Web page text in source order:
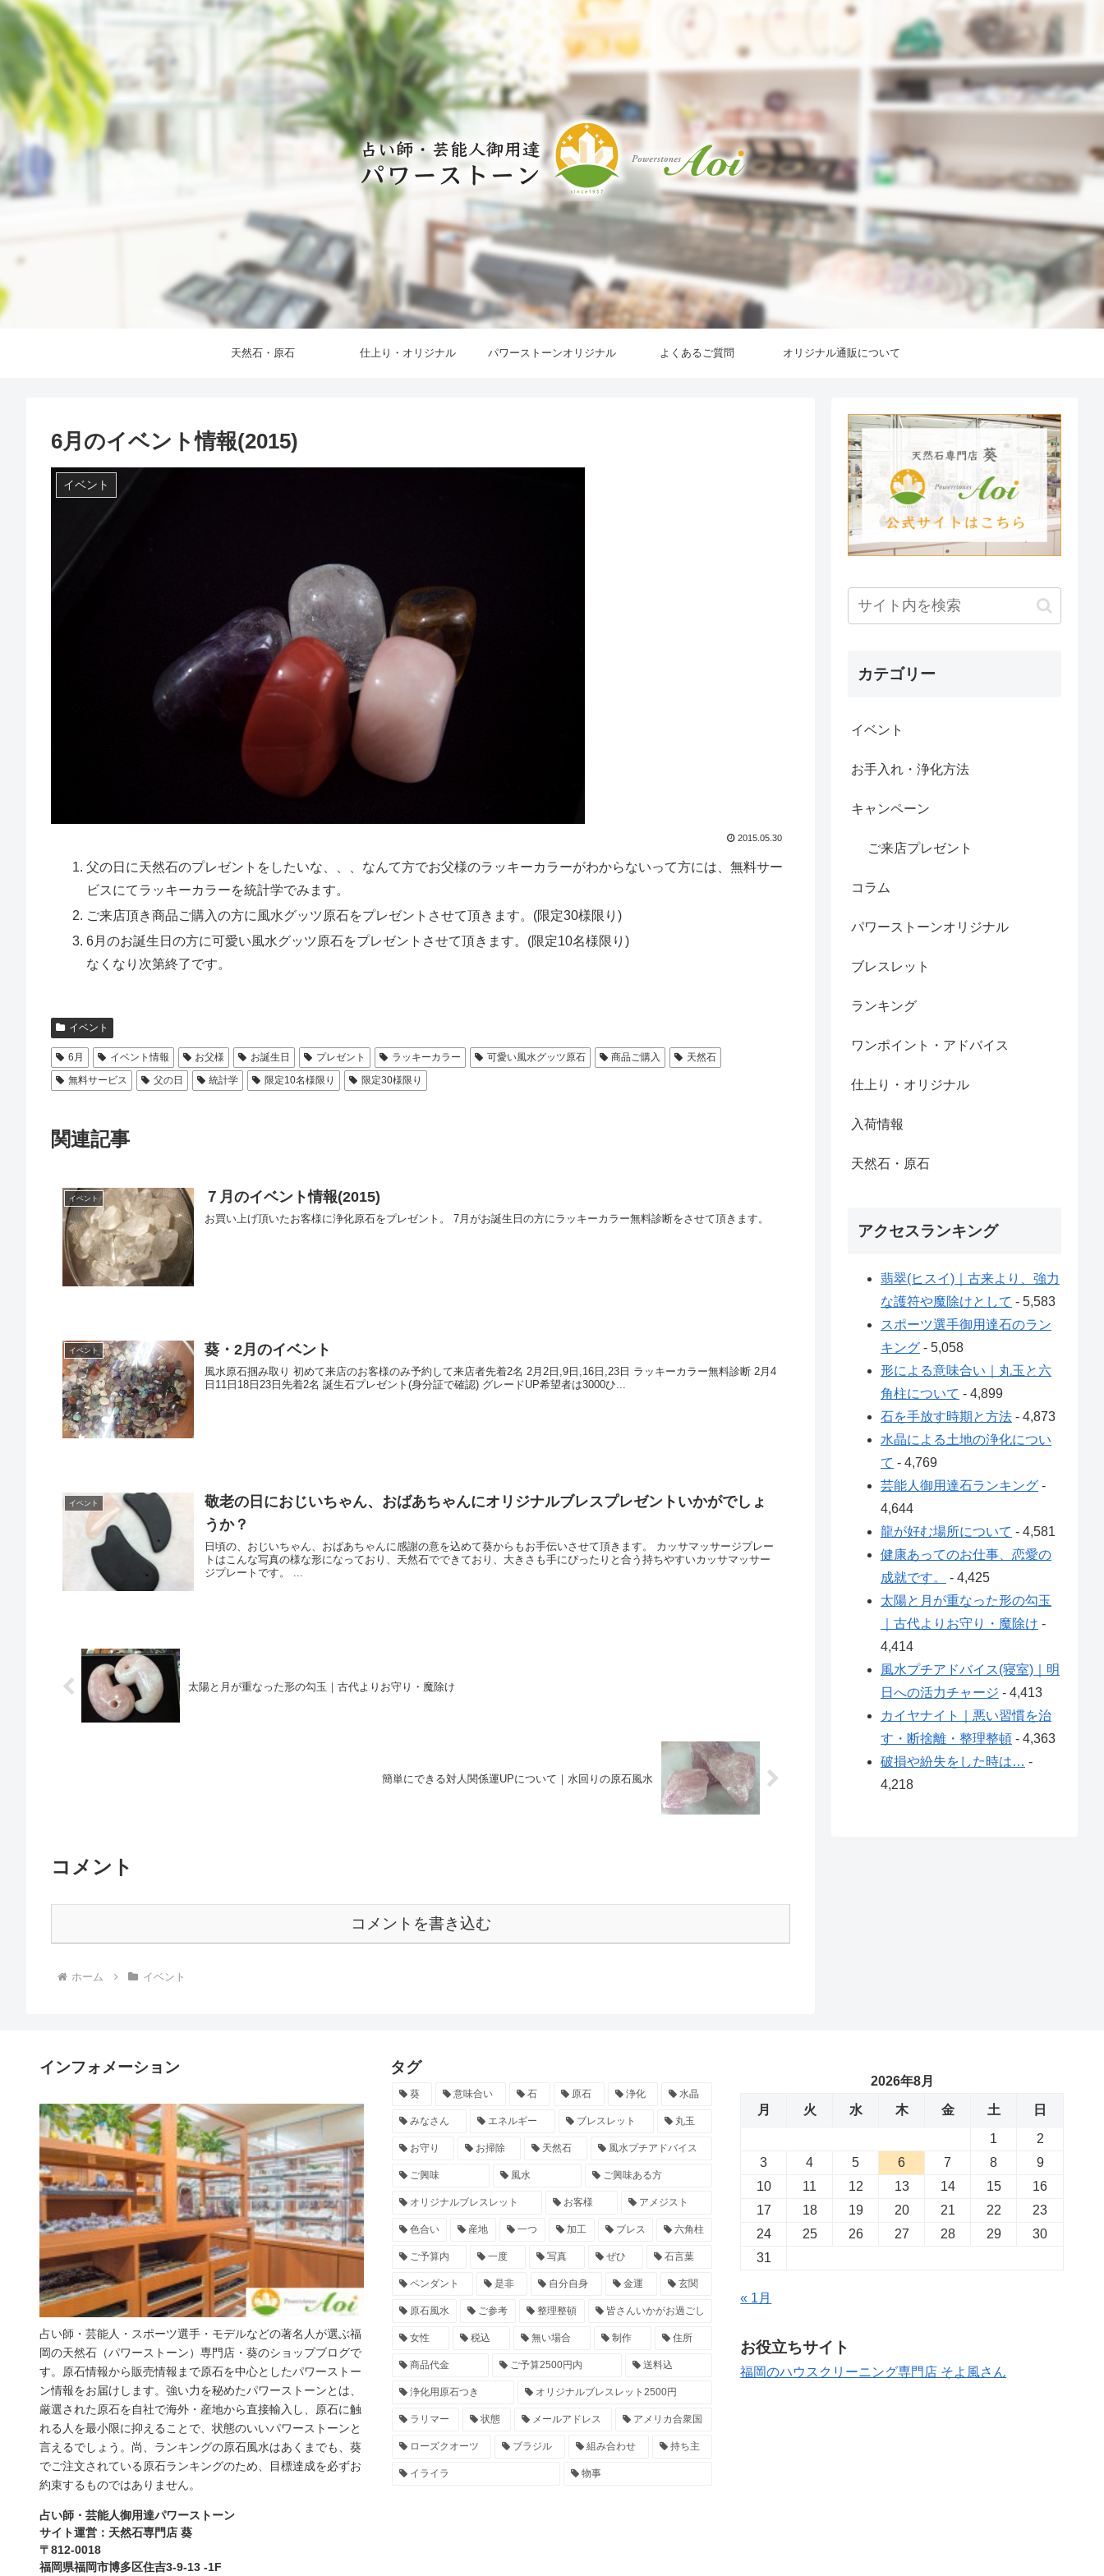
天然石・原石 仕上り・オリジナル パワーストーンオリジナル よくあるご質問 オリジナル通販について
6月のイベント情報(2015)
イベント
2015.05.30
父の日に天然石のプレゼントをしたいな、、、なんて方でお父様のラッキーカラーがわからないって方には、無料サー
ビスにてラッキーカラーを統計学でみます。
ご来店頂き商品ご購入の方に風水グッツ原石をプレゼントさせて頂きます。(限定30様限り)
6月のお誕生日の方に可愛い風水グッツ原石をプレゼントさせて頂きます。(限定10名様限り)
なくなり次第終了です。
イベント
6月 イベント情報 お父様 お誕生日 プレゼント ラッキーカラー 可愛い風水グッツ原石 商品ご購入
天然石
無料サービス
父の日 統計学 限定10名様限り 限定30様限り
関連記事
イベント ７月のイベント情報(2015)
お買い上げ頂いたお客様に浄化原石をプレゼント。 7月がお誕生日の方にラッキーカラー無料診断をさせて頂きます。
イベント 葵・2月のイベント
風水原石掴み取り 初めて来店のお客様のみ予約して来店者先着2名 2月2日,9日,16日,23日 ラッキーカラー無料診断 2月4
日11日18日23日先着2名 誕生石プレゼント(身分証で確認) グレードUP希望者は3000ひ...
イベント
敬老の日におじいちゃん、おばあちゃんにオリジナルブレスプレゼントいかがでしょ
うか？
日頃の、おじいちゃん、おばあちゃんに感謝の意を込めて葵からもお手伝いさせて頂きます。 カッサマッサージプレー
トはこんな写真の様な形になっており、天然石でできており、大きさも手にぴったりと合う持ちやすいカッサマッサー
ジプレートです。 ...
太陽と月が重なった形の勾玉｜古代よりお守り・魔除け
簡単にできる対人関係運UPについて｜水回りの原石風水
コメント
コメントを書き込む
ホーム イベント
カテゴリー
イベント
お手入れ・浄化方法
キャンペーン
ご来店プレゼント
コラム
パワーストーンオリジナル
ブレスレット
ランキング
ワンポイント・アドバイス
仕上り・オリジナル
入荷情報
天然石・原石
アクセスランキング
翡翠(ヒスイ)｜古来より、強力
な護符や魔除けとして - 5,583
スポーツ選手御用達石のラン
キング - 5,058
形による意味合い｜丸玉と六
角柱について - 4,899
石を手放す時期と方法 - 4,873
水晶による土地の浄化につい
て - 4,769
芸能人御用達石ランキング -
4,644
龍が好む場所について - 4,581
健康あってのお仕事、恋愛の
成就です。
- 4,425
太陽と月が重なった形の勾玉
｜古代よりお守り・魔除け -
4,414
風水プチアドバイス(寝室)｜明
日への活力チャージ - 4,413
カイヤナイト｜悪い習慣を治
す・断捨離・整理整頓 - 4,363
破損や紛失をした時は… -
4,218
インフォメーション
占い師・芸能人・スポーツ選手・モデルなどの著名人が選ぶ福
岡の天然石（パワーストーン）専門店・葵のショップブログで
す。原石情報から販売情報まで原石を中心としたパワーストー
ン情報をお届けします。強い力を秘めたパワーストーンとは、
厳選された原石を自社で海外・産地から直接輸入し、原石に触
れる人を最小限に抑えることで、状態のいいパワーストーンと
言えるでしょう。尚、ランキングの原石風水はあくまでも、葵
でご注文されている原石ランキングのため、目標達成を必ずお
約束するものではありません。
占い師・芸能人御用達パワーストーン
サイト運営：天然石専門店 葵
〒812-0018
福岡県福岡市博多区住吉3-9-13 -1F
タグ
葵 意味合い 石 原石 浄化 水晶
みなさん エネルギー ブレスレット 丸玉
お守り お掃除 天然石 風水プチアドバイス
ご興味 風水 ご興味ある方
オリジナルブレスレット お客様 アメジスト
色合い 産地 一つ 加工 ブレス 六角柱
ご予算内 一度 写真 ぜひ 石言葉
ペンダント 是非 自分自身 金運 玄関
原石風水 ご参考 整理整頓 皆さんいかがお過ごし
女性 税込 無い場合 制作 住所
商品代金 ご予算2500円内 送料込
浄化用原石つき オリジナルブレスレット2500円
ラリマー 状態 メールアドレス アメリカ合衆国
ローズクオーツ ブラジル 組み合わせ 持ち主
イライラ 物事
2026年8月
月 火 水 木 金 土 日
1
2
3
4 5 6 7 8
9
10
11 12 13 14 15
16
17
18 19 20 21 22
23
24
25 26 27 28 29
30
31
« 1月
お役立ちサイト
福岡のハウスクリーニング専門店 そよ風さん